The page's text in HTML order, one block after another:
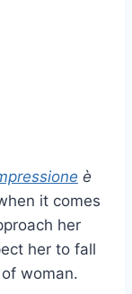
è
it comes
her
her to fall
woman.